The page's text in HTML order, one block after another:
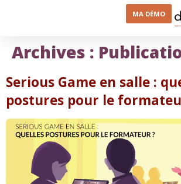
MA DÉMO
Archives :
Serious Game en salle :
postures pour le